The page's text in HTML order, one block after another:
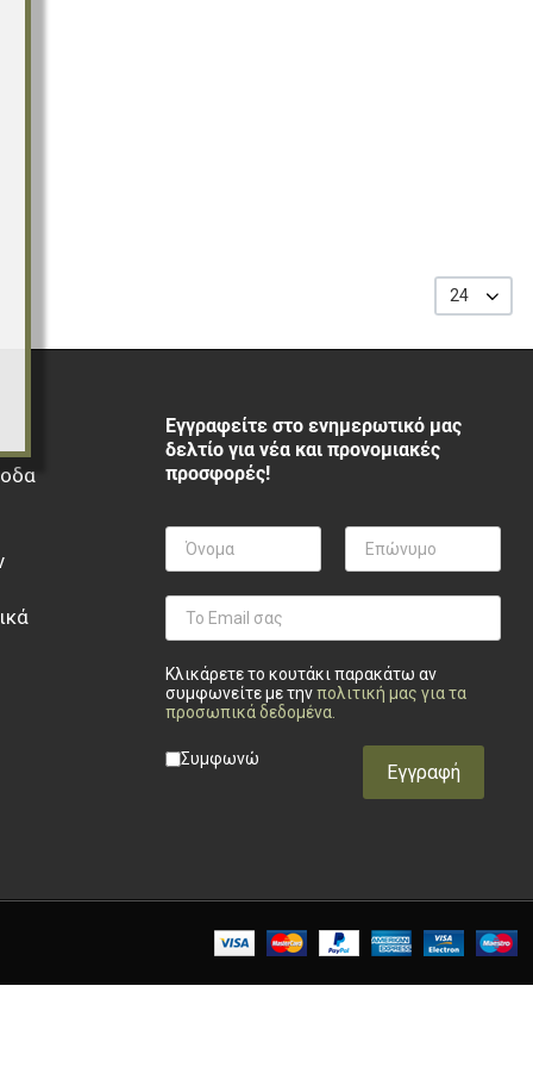
24
Εγγραφείτε στο ενημερωτικό μας
δελτίο για νέα και προνομιακές
προσφορές!
Κλικάρετε το κουτάκι παρακάτω αν
συμφωνείτε με τηνπολιτική μας για τα
προσωπικά δεδομένα.
Privacy checkbox
Συμφωνώ
Εγγραφή